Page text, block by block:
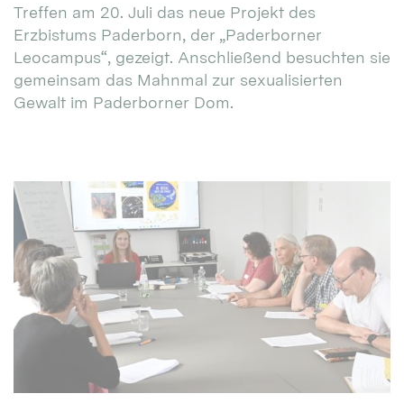
Treffen am 20. Juli das neue Projekt des
Erzbistums Paderborn, der „Paderborner
Leocampus“, gezeigt. Anschließend besuchten sie
gemeinsam das Mahnmal zur sexualisierten
Gewalt im Paderborner Dom.